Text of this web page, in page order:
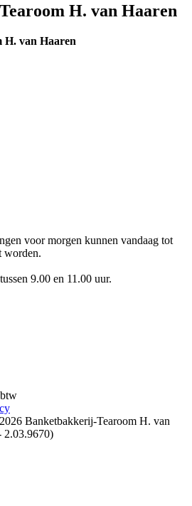
H. van Haaren
H. van Haaren
voor morgen kunnen vandaag tot
worden.
9.00 en 11.00 uur.
Banketbakkerij-Tearoom H. van
2.03.9670)